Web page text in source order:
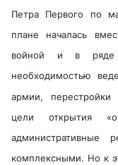
Петра Первого по
плане началась
войной и в ряде
необходимостью
армии,
цели открытия
комплексными. Но к